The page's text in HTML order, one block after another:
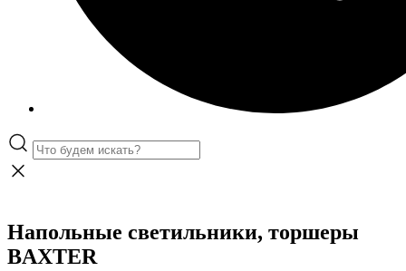
Напольные светильники, торшеры
BAXTER